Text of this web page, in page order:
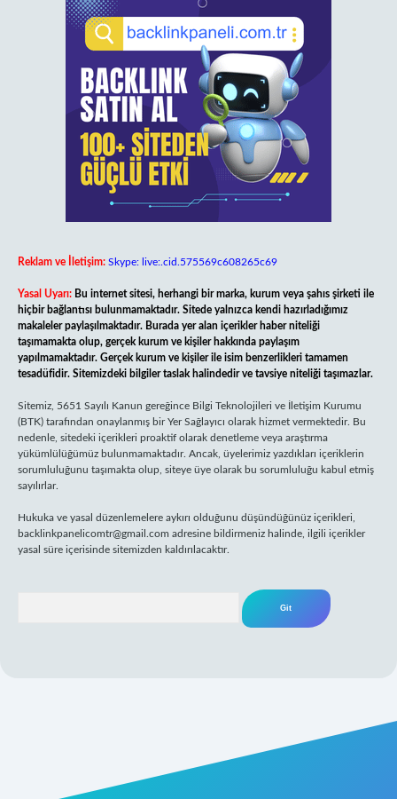
Reklam ve İletişim: Skype: live:.cid.575569c608265c69
Yasal Uyarı: Bu internet sitesi, herhangi bir marka, kurum veya şahıs şirketi ile
hiçbir bağlantısı bulunmamaktadır. Sitede yalnızca kendi hazırladığımız
makaleler paylaşılmaktadır. Burada yer alan içerikler haber niteliği
taşımamakta olup, gerçek kurum ve kişiler hakkında paylaşım
yapılmamaktadır. Gerçek kurum ve kişiler ile isim benzerlikleri tamamen
tesadüfidir. Sitemizdeki bilgiler taslak halindedir ve tavsiye niteliği taşımazlar.
Sitemiz, 5651 Sayılı Kanun gereğince Bilgi Teknolojileri ve İletişim Kurumu
(BTK) tarafından onaylanmış bir Yer Sağlayıcı olarak hizmet vermektedir. Bu
nedenle, sitedeki içerikleri proaktif olarak denetleme veya araştırma
yükümlülüğümüz bulunmamaktadır. Ancak, üyelerimiz yazdıkları içeriklerin
sorumluluğunu taşımakta olup, siteye üye olarak bu sorumluluğu kabul etmiş
sayılırlar.
Hukuka ve yasal düzenlemelere aykırı olduğunu düşündüğünüz içerikleri,
backlinkpanelicomtr@gmail.com adresine bildirmeniz halinde, ilgili içerikler
yasal süre içerisinde sitemizden kaldırılacaktır.